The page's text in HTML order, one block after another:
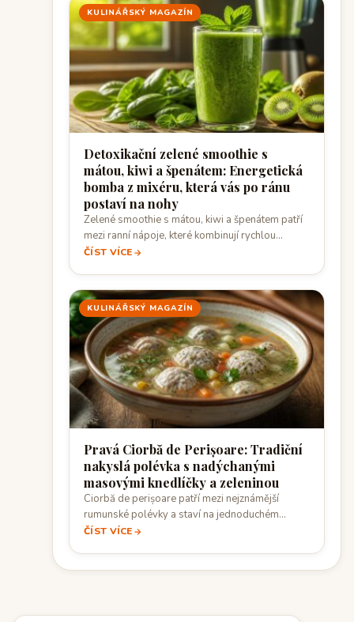
KULINÁŘSKÝ MAGAZÍN
Detoxikační zelené smoothie s
mátou, kiwi a špenátem: Energetická
bomba z mixéru, která vás po ránu
postaví na nohy
Zelené smoothie s mátou, kiwi a špenátem patří
mezi ranní nápoje, které kombinují rychlou…
ČÍST VÍCE
KULINÁŘSKÝ MAGAZÍN
Pravá Ciorbă de Perișoare: Tradiční
nakyslá polévka s nadýchanými
masovými knedlíčky a zeleninou
Ciorbă de perișoare patří mezi nejznámější
rumunské polévky a staví na jednoduchém
principu: lehký…
ČÍST VÍCE